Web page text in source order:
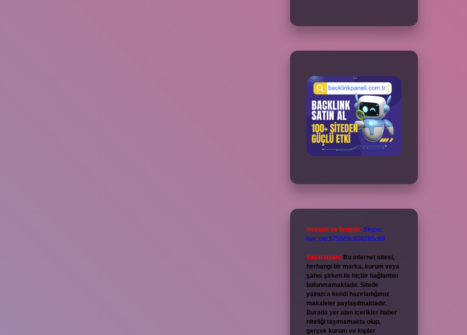
Reklam ve İletişim: Skype:
live:.cid.575569c608265c69
Yasal Uyarı: Bu internet sitesi,
herhangi bir marka, kurum veya
şahıs şirketi ile hiçbir bağlantısı
bulunmamaktadır. Sitede
yalnızca kendi hazırladığımız
makaleler paylaşılmaktadır.
Burada yer alan içerikler haber
niteliği taşımamakta olup,
gerçek kurum ve kişiler